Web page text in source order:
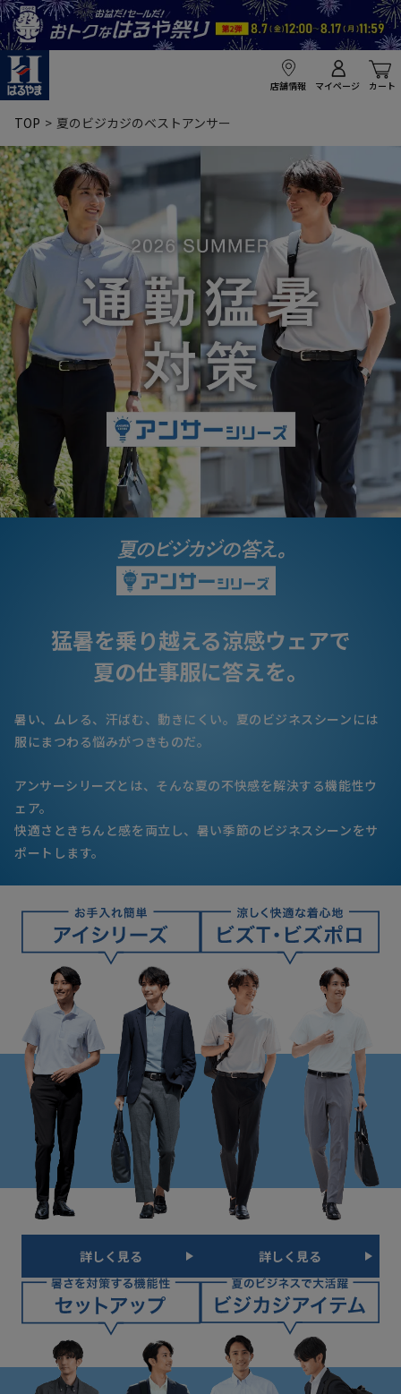
店舗情報 マイページ カート
TOP 夏のビジカジのベストアンサー
猛暑を乗り越える涼感ウェアで
夏の仕事服に答えを。
暑い、ムレる、汗ばむ、動きにくい。 夏のビジネスシーンには
服にまつわる悩みがつきものだ。
アンサーシリーズとは、 そんな夏の不快感を解決する機能性ウ
ェア。
快適さときちんと感を両立し、 暑い季節のビジネスシーンをサ
ポートします。
詳しく見る 詳しく見る